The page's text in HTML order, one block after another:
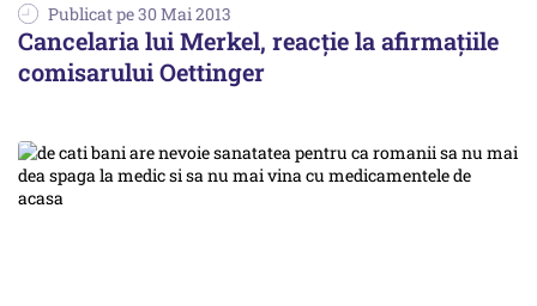
Publicat pe 30 Mai 2013
Cancelaria lui Merkel, reacție la afirmațiile
comisarului Oettinger